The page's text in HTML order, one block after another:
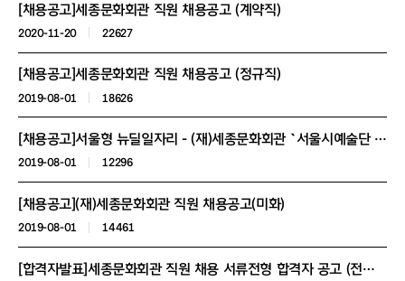
[채용공고]세종문화회관 직원 채용공고 (계약직)
2020-11-20 22627
[채용공고]세종문화회관 직원 채용공고 (정규직)
2019-08-01 18626
[채용공고]서울형 뉴딜일자리 - (재)세종문화회관 `서울시예술단 연수단원` 사업 참여자 모집공고(안)
2019-08-01 12296
[채용공고](재)세종문화회관 직원 채용공고(미화)
2019-08-01 14461
[합격자발표]세종문화회관 직원 채용 서류전형 합격자 공고 (전시관안내원 분야)